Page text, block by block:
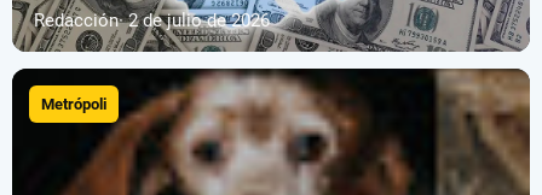
Redacción· 2 de julio de 2026
Metrópoli